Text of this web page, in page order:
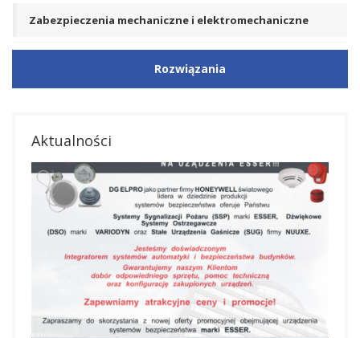
Zabezpieczenia mechaniczne i elektromechaniczne
Rozwiązania
Aktualności